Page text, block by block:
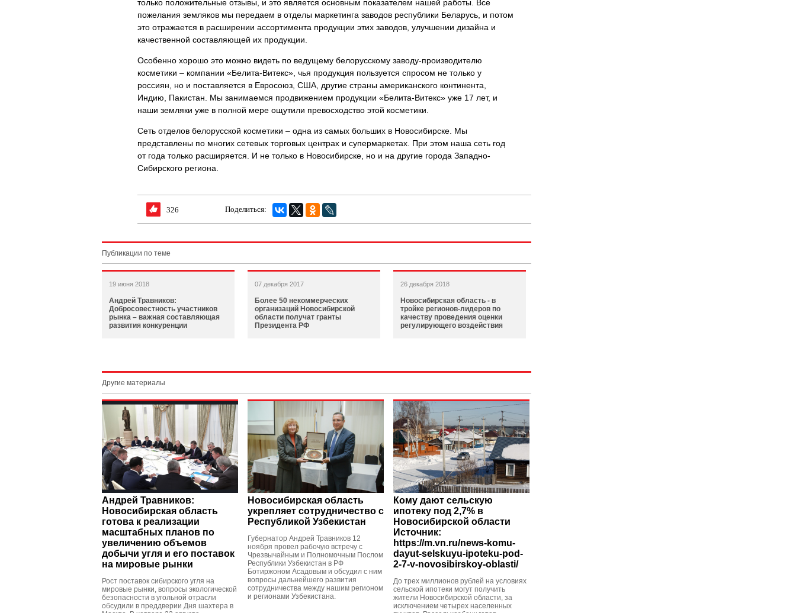
только положительные отзывы, и это является основным показателем нашей работы. Все
пожелания земляков мы передаем в отделы маркетинга заводов республики Беларусь, и потом
это отражается в расширении ассортимента продукции этих заводов, улучшении дизайна и
качественной составляющей их продукции.
Особенно хорошо это можно видеть по ведущему белорусскому заводу-производителю
косметики – компании «Белита-Витекс», чья продукция пользуется спросом не только у
россиян, но и поставляется в Евросоюз, США, другие страны американского континента,
Индию, Пакистан. Мы занимаемся продвижением продукции «Белита-Витекс» уже 17 лет, и
наши земляки уже в полной мере ощутили превосходство этой косметики.
Сеть отделов белорусской косметики – одна из самых больших в Новосибирске. Мы
представлены по многих сетевых торговых центрах и супермаркетах. При этом наша сеть год
от года только расширяется. И не только в Новосибирске, но и на другие города Западно-
Сибирского региона.
326 Поделиться:
Публикации по теме
19 июня 2018
Андрей Травников:
Добросовестность участников
рынка – важная составляющая
развития конкуренции
07 декабря 2017
Более 50 некоммерческих
организаций Новосибирской
области получат гранты
Президента РФ
26 декабря 2018
Новосибирская область - в
тройке регионов-лидеров по
качеству проведения оценки
регулирующего воздействия
Другие материалы
Андрей Травников:
Новосибирская область
готова к реализации
масштабных планов по
увеличению объемов
добычи угля и его поставок
на мировые рынки
Рост поставок сибирского угля на
мировые рынки, вопросы экологической
безопасности в угольной отрасли
обсудили в преддверии Дня шахтера в
Новосибирская область
укрепляет сотрудничество с
Республикой Узбекистан
Губернатор Андрей Травников 12
ноября провел рабочую встречу с
Чрезвычайным и Полномочным Послом
Республики Узбекистан в РФ
Ботиржоном Асадовым и обсудил с ним
вопросы дальнейшего развития
сотрудничества между нашим регионом
и регионами Узбекистана.
Кому дают сельскую
ипотеку под 2,7% в
Новосибирской области
Источник:
https://m.vn.ru/news-komu-
dayut-selskuyu-ipoteku-pod-
2-7-v-novosibirskoy-oblasti/
До трех миллионов рублей на условиях
сельской ипотеки могут получить
жители Новосибирской области, за
исключением четырех населенных